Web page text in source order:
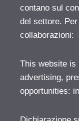
contano sul
del settore.
collaborazioni:
This website is
advertising,
opportunities: